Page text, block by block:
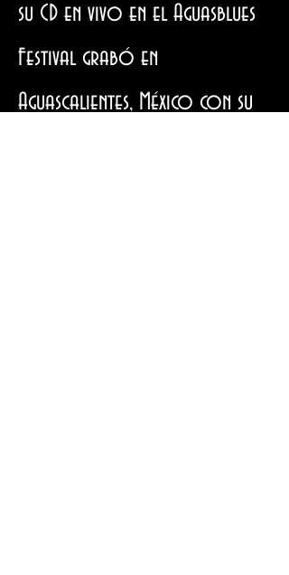
su CD en vivo en el Aguasblues
Festival grabó en
Aguascalientes, México con su